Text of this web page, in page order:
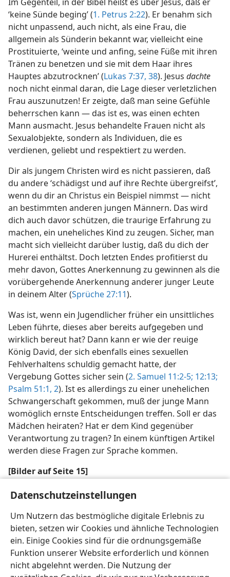
Datenschutzeinstellungen
Um Nutzern das bestmögliche digitale Erlebnis zu
bieten, setzen wir Cookies und ähnliche Technologien
ein. Einige Cookies sind für die ordnungsgemäße
Funktion unserer Website erforderlich und können
nicht abgelehnt werden. Die Nutzung der
‘keine Sünde beging’ (1. Petrus 2:22). Er benahm sich
nicht unpassend, auch nicht, als eine Frau, die
allgemein als Sünderin bekannt war, vielleicht eine
Prostituierte, ‘weinte und anfing, seine Füße mit ihren
Tränen zu benetzen und sie mit dem Haar ihres
Hauptes abzutrocknen’ (Lukas 7:37, 38). Jesus dachte
noch nicht einmal daran, die Lage dieser verletzlichen
Frau auszunutzen! Er zeigte, daß man seine Gefühle
beherrschen kann — das ist es, was einen echten
Mann ausmacht. Jesus behandelte Frauen nicht als
Sexualobjekte, sondern als Individuen, die es
verdienen, geliebt und respektiert zu werden.
Dir als jungem Christen wird es nicht passieren, daß
du andere ‘schädigst und auf ihre Rechte übergreifst’,
wenn du dir an Christus ein Beispiel nimmst — nicht
an bestimmten anderen jungen Männern. Das wird
dich auch davor schützen, die traurige Erfahrung zu
machen, ein uneheliches Kind zu zeugen. Sicher, man
macht sich vielleicht darüber lustig, daß du dich der
Hurerei enthältst. Doch letzten Endes profitierst du
mehr davon, Gottes Anerkennung zu gewinnen als die
vorübergehende Anerkennung anderer junger Leute
in deinem Alter (Sprüche 27:11).
Was ist, wenn ein Jugendlicher früher ein unsittliches
Leben führte, dieses aber bereits aufgegeben und
wirklich bereut hat? Dann kann er wie der reuige
König David, der sich ebenfalls eines sexuellen
Fehlverhaltens schuldig gemacht hatte, der
Vergebung Gottes sicher sein (2. Samuel 11:2-5; 12:13;
Psalm 51:1, 2). Ist es allerdings zu einer unehelichen
Schwangerschaft gekommen, muß der junge Mann
womöglich ernste Entscheidungen treffen. Soll er das
Mädchen heiraten? Hat er dem Kind gegenüber
Verantwortung zu tragen? In einem künftigen Artikel
werden diese Fragen zur Sprache kommen.
[Bilder auf Seite 15]
Viele junge Leute meinen irrtümlicherweise,
Geschlechtsverkehr würde ohne Konsequenzen
bleiben